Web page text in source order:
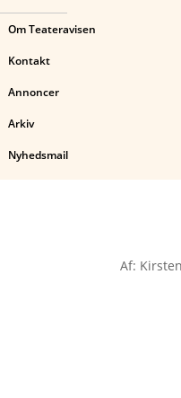
Om Teateravisen
Kontakt
Annoncer
Arkiv
Nyhedsmail
Af: